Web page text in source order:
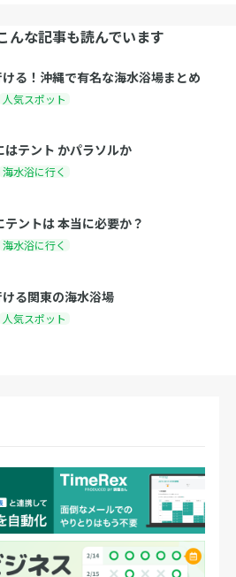
んな記事も読んでいます
る！沖縄で有名な海水浴場まとめ
人気スポット
はテント かパラソルか
海水浴に行く
テントは 本当に必要か？
海水浴に行く
る関東の海水浴場
人気スポット